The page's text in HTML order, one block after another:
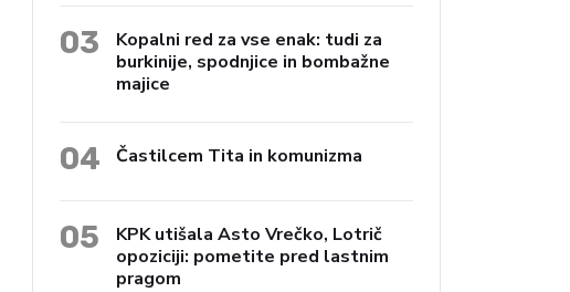
03
Kopalni red za vse enak: tudi za
burkinije, spodnjice in bombažne
majice
04 Častilcem Tita in komunizma
05
KPK utišala Asto Vrečko, Lotrič
opoziciji: pometite pred lastnim
pragom